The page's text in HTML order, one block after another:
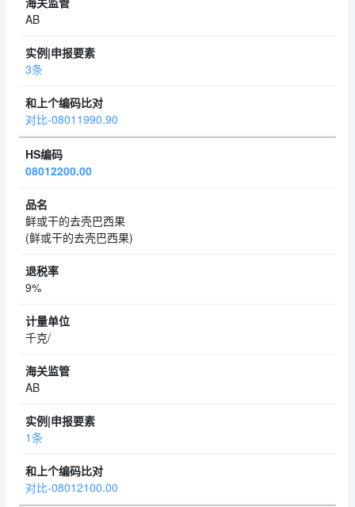
AB
3条
对比-08011990.90
08012200.00
鲜或干的去壳巴西果
(鲜或干的去壳巴西果)
9%
千克/
AB
1条
对比-08012100.00